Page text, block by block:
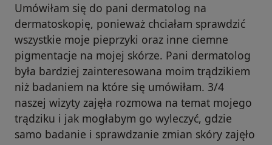
Umówiłam się do pani dermatolog na
dermatoskopię, ponieważ chciałam sprawdzić
wszystkie moje pieprzyki oraz inne ciemne
pigmentacje na mojej skórze. Pani dermatolog
była bardziej zainteresowana moim trądzikiem
niż badaniem na które się umówiłam. 3/4
naszej wizyty zajęła rozmowa na temat mojego
trądziku i jak mogłabym go wyleczyć, gdzie
samo badanie i sprawdzanie zmian skóry zajęło